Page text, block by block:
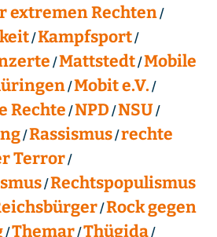
extremen Rechten
Kampfsport
Mattstedt Mobile
Mobit e.V.
Rechte NPD NSU
Rassismus rechte
Terror
Rechtspopulismus
Rock gegen
Themar Thügida